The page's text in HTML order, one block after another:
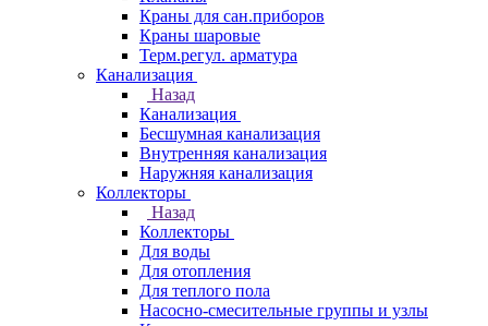
Краны для сан.приборов
Краны шаровые
Терм.регул. арматура
Канализация
Назад
Канализация
Бесшумная канализация
Внутренняя канализация
Наружняя канализация
Коллекторы
Назад
Коллекторы
Для воды
Для отопления
Для теплого пола
Насосно-смесительные группы и узлы